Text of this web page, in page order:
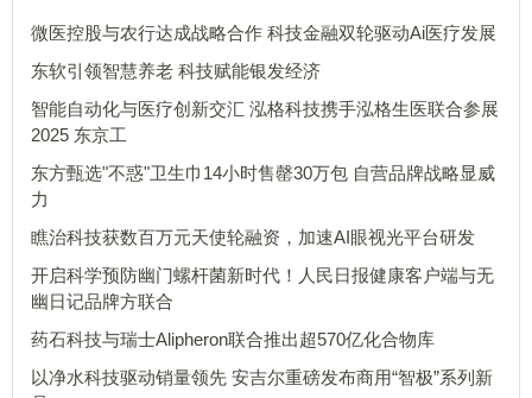
微医控股与农行达成战略合作 科技金融双轮驱动Ai医疗发展
东软引领智慧养老 科技赋能银发经济
智能自动化与医疗创新交汇 泓格科技携手泓格生医联合参展
2025 东京工
东方甄选"不惑"卫生巾14小时售罄30万包 自营品牌战略显威
力
瞧治科技获数百万元天使轮融资，加速AI眼视光平台研发
开启科学预防幽门螺杆菌新时代！人民日报健康客户端与无
幽日记品牌方联合
药石科技与瑞士Alipheron联合推出超570亿化合物库
以净水科技驱动销量领先 安吉尔重磅发布商用“智极”系列新